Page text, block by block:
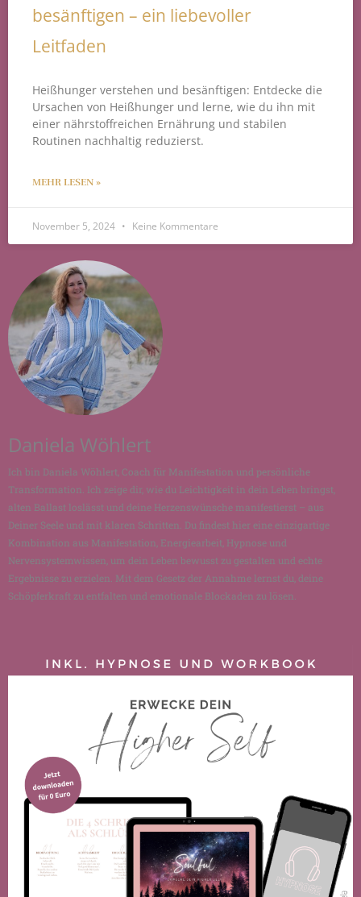
besänftigen – ein liebevoller
Leitfaden
Heißhunger verstehen und besänftigen: Entdecke die
Ursachen von Heißhunger und lerne, wie du ihn mit
einer nährstoffreichen Ernährung und stabilen
Routinen nachhaltig reduzierst.
MEHR LESEN »
November 5, 2024 Keine Kommentare
Daniela Wöhlert
Ich bin Daniela Wöhlert, Coach für Manifestation und persönliche
Transformation. Ich zeige dir, wie du Leichtigkeit in dein Leben bringst,
alten Ballast loslässt und deine Herzenswünsche manifestierst – aus
Deiner Seele und mit klaren Schritten. Du findest hier eine einzigartige
Kombination aus Manifestation, Energiearbeit, Hypnose und
Nervensystemwissen, um dein Leben bewusst zu gestalten und echte
Ergebnisse zu erzielen. Mit dem Gesetz der Annahme lernst du, deine
Schöpferkraft zu entfalten und emotionale Blockaden zu lösen.